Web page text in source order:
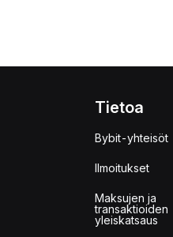
Tietoa
Bybit-yhteisöt
Ilmoitukset
Maksujen ja
transaktioiden
yleiskatsaus